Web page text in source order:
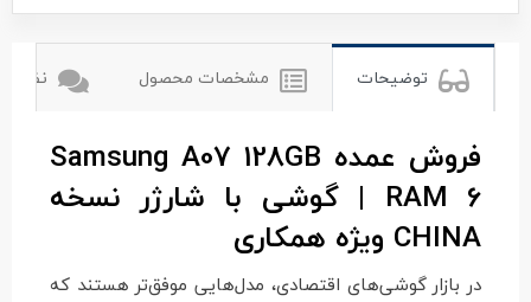
توضیحات مشخصات محصول نظرات
فروش عمده Samsung A07 128GB
RAM 6 | گوشی با شارژر نسخه
CHINA ویژه همکاری
در بازار گوشی‌های اقتصادی، مدل‌هایی موفق‌تر هستند که